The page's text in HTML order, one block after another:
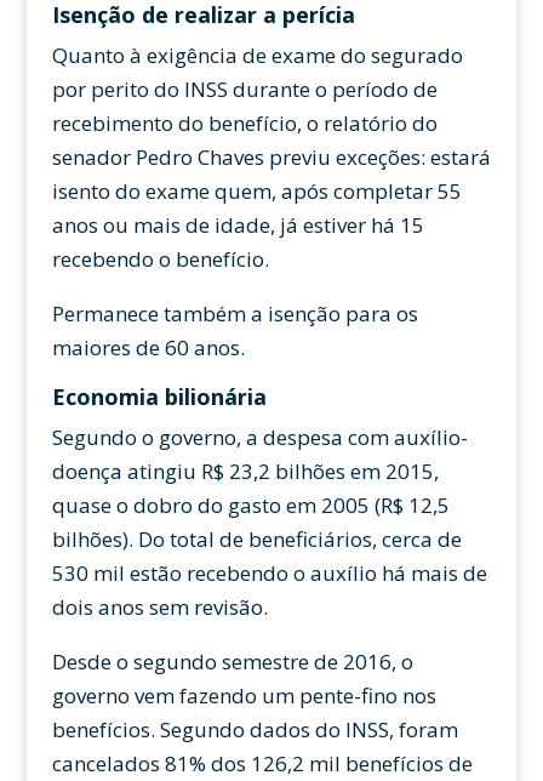
Isenção de realizar a perícia
Quanto à exigência de exame do segurado
por perito do INSS durante o período de
recebimento do benefício, o relatório do
senador Pedro Chaves previu exceções: estará
isento do exame quem, após completar 55
anos ou mais de idade, já estiver há 15
recebendo o benefício.
Permanece também a isenção para os
maiores de 60 anos.
Economia bilionária
Segundo o governo, a despesa com auxílio-
doença atingiu R$ 23,2 bilhões em 2015,
quase o dobro do gasto em 2005 (R$ 12,5
bilhões). Do total de beneficiários, cerca de
530 mil estão recebendo o auxílio há mais de
dois anos sem revisão.
Desde o segundo semestre de 2016, o
governo vem fazendo um pente-fino nos
benefícios. Segundo dados do INSS, foram
cancelados 81% dos 126,2 mil benefícios de